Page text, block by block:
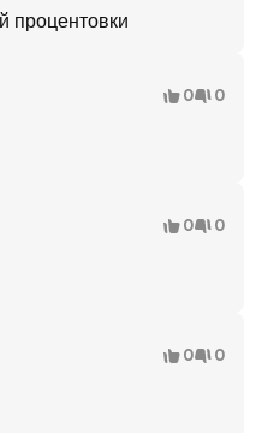
процентовки
0 0
0 0
0 0